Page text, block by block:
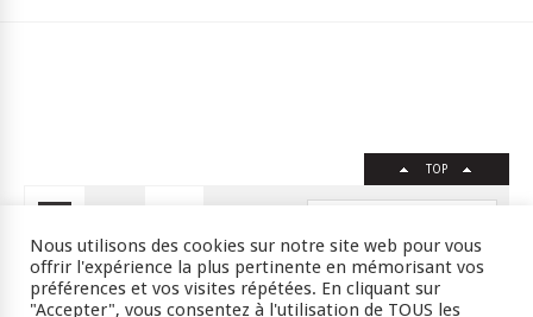
TOP
Crédits RSS Plan du site
Nous utilisons des cookies sur notre site web pour vous
offrir l'expérience la plus pertinente en mémorisant vos
préférences et vos visites répétées. En cliquant sur
"Accepter", vous consentez à l'utilisation de TOUS les